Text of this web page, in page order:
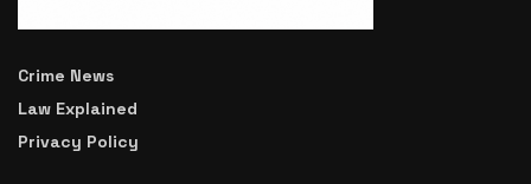
Crime News
Law Explained
Privacy Policy